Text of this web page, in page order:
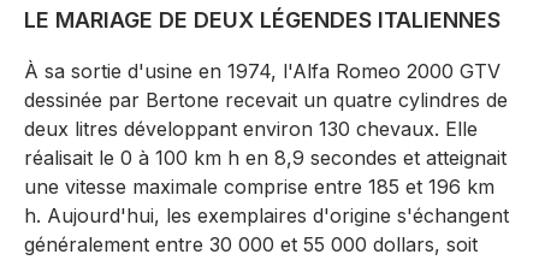
LE MARIAGE DE DEUX LÉGENDES ITALIENNES
À sa sortie d'usine en 1974, l'Alfa Romeo 2000 GTV
dessinée par Bertone recevait un quatre cylindres de
deux litres développant environ 130 chevaux. Elle
réalisait le 0 à 100 km h en 8,9 secondes et atteignait
une vitesse maximale comprise entre 185 et 196 km
h. Aujourd'hui, les exemplaires d'origine s'échangent
généralement entre 30 000 et 55 000 dollars, soit